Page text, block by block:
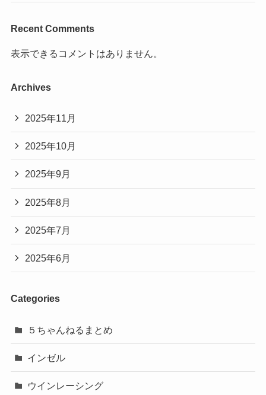
Recent Comments
表示できるコメントはありません。
Archives
2025年11月
2025年10月
2025年9月
2025年8月
2025年7月
2025年6月
Categories
５ちゃんねるまとめ
インゼル
ウインレーシング